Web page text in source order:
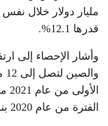
قدرها 12.1%.
وأشار الإحصاء إلى
الفترة من عام 2020 بنسبة ارتفاع قدرها 18.2%.